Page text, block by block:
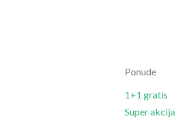
Ponude
1+1 gratis
Super akcija